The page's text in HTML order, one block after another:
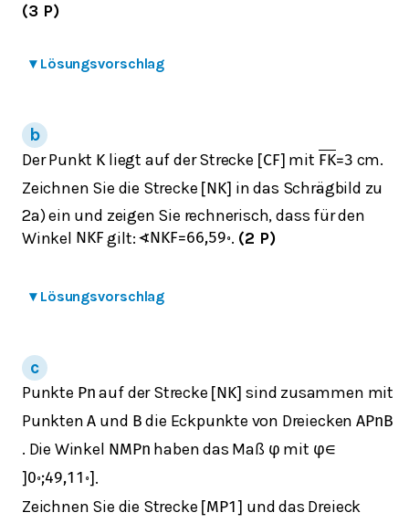
(3 P)
▾ Lösungsvorschlag
Der Punkt K liegt auf der Strecke [CF] mit FK=3 cm.
Zeichnen Sie die Strecke [ N K] in das Schrägbild zu
2a) ein und zeigen Sie rechnerisch, dass für den
Winkel N KFgilt:∢ N KF=66,59∘. (2 P)
▾ Lösungsvorschlag
Punkte Pn auf der Strecke [ N K] sind zusammen mit
PunktenA und B die Eckpunkte von Dreiecken APn B
. Die Winkel N M Pn haben das Maß φ mit φ∈
0∘;49,11 ∘ .
Zeichnen Sie die Strecke [M P1 ] und das Dreieck